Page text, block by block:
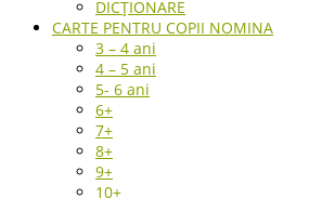
DICȚIONARE
CARTE PENTRU COPII NOMINA
3 – 4 ani
4 – 5 ani
5- 6 ani
6+
7+
8+
9+
10+